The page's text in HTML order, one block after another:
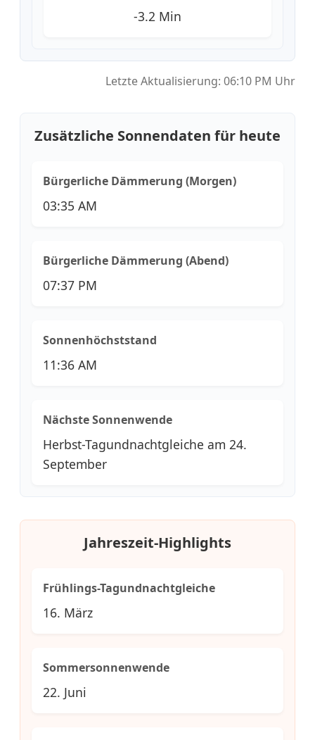
-3.2 Min
Letzte Aktualisierung: 06:10 PM Uhr
Zusätzliche Sonnendaten für heute
Bürgerliche Dämmerung (Morgen)
03:35 AM
Bürgerliche Dämmerung (Abend)
07:37 PM
Sonnenhöchststand
11:36 AM
Nächste Sonnenwende
Herbst-Tagundnachtgleiche am 24.
September
Jahreszeit-Highlights
Frühlings-Tagundnachtgleiche
16. März
Sommersonnenwende
22. Juni